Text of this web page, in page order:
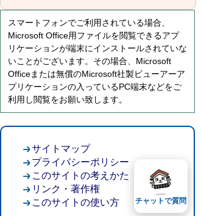
スマートフォンでご利用されている場合、
Microsoft Office用ファイルを閲覧できるアプ
リケーションが端末にインストールされていな
いことがございます。その場合、Microsoft
Officeまたは無償のMicrosoft社製ビューアーア
プリケーションの入っているPC端末などをご
利用し閲覧をお願い致します。
サイトマップ
プライバシーポリシー
このサイトの考えかた
リンク・著作権
このサイトの使い方
チャットで質問